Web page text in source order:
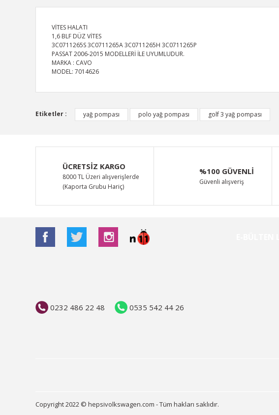
VİTES HALATI
1,6 BLF DÜZ VİTES
3C0711265S 3C0711265A 3C0711265H 3C0711265P
PASSAT 2006-2015 MODELLERİ İLE UYUMLUDUR.
MARKA : CAVO
MODEL: 7014626
Bu ürünün fiyat bilgisi, resim, ürün açıklamalarında ve diğer konularda
Görüş ve önerileriniz için teşekkür ederiz.
Ürün resmi kalitesiz, bozuk veya görüntülenemiyor.
Ürün açıklamasında eksik bilgiler bulunuyor.
Ürün bilgilerinde hatalar bulunuyor.
Ürün fiyatı diğer sitelerden daha pahalı.
Etiketler : yağ pompası polo yağ pompası golf 3 yağ pompası
ÜCRETSİZ KARGO
8000 TL Üzeri alışverişlerde
(Kaporta Grubu Hariç)
%100 GÜVENLİ
Güvenli alışveriş
0232 486 22 48 0535 542 44 26
Copyright 2022 © hepsivolkswagen.com - Tüm hakları saklıdır.